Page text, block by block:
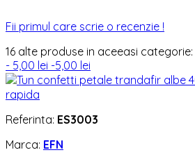
Fii primul care scrie o recenzie !
16 alte produse in aceeasi categorie:
- 5,00 lei -5,00 lei
rapida
Referinta: ES3003
Marca: EFN